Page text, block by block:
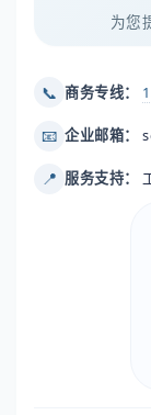
为您
📞 商务专线：
📧 企业邮箱：
📍 服务支持：